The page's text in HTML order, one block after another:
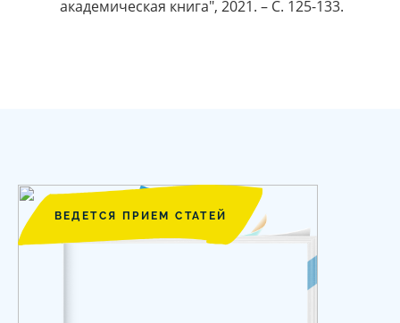
академическая книга", 2021. – С. 125-133.
ВЕДЕТСЯ ПРИЕМ СТАТЕЙ